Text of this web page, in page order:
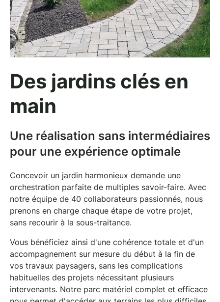
Des jardins clés en
main
Une réalisation sans intermédiaires
pour une expérience optimale
Concevoir un jardin harmonieux demande une
orchestration parfaite de multiples savoir-faire. Avec
notre équipe de 40 collaborateurs passionnés, nous
prenons en charge chaque étape de votre projet,
sans recourir à la sous-traitance.
Vous bénéficiez ainsi d'une cohérence totale et d'un
accompagnement sur mesure du début à la fin de
vos travaux paysagers, sans les complications
habituelles des projets nécessitant plusieurs
intervenants. Notre parc matériel complet et efficace